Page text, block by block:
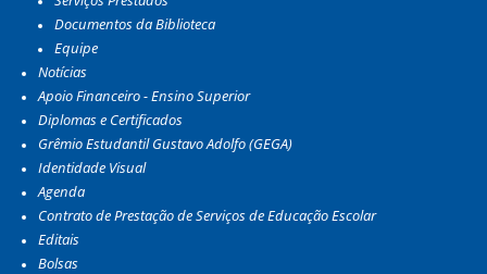
Documentos da Biblioteca
Equipe
Notícias
Apoio Financeiro - Ensino Superior
Diplomas e Certificados
Grêmio Estudantil Gustavo Adolfo (GEGA)
Identidade Visual
Agenda
Contrato de Prestação de Serviços de Educação Escolar
Editais
Bolsas